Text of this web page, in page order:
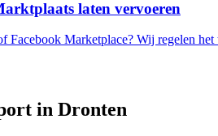
laten vervoeren
Facebook Marketplace? Wij regelen
in Dronten